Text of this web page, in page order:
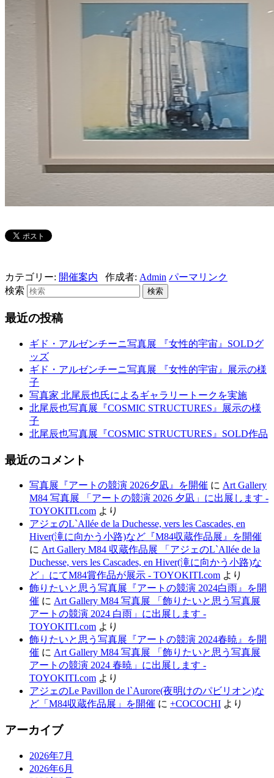
カテゴリー: 開催案内 作成者: Admin パーマリンク
検索
最近の投稿
ギド・アルゼンチーニ写真展 『女性的宇宙』SOLDグ
ッズ
ギド・アルゼンチーニ写真展 『女性的宇宙』展示の様
子
写真家 北尾辰也氏によるギャラリートークを実施
北尾辰也写真展『COSMIC STRUCTURES』展示の様
子
北尾辰也写真展『COSMIC STRUCTURES』SOLD作品
最近のコメント
写真展『アートの競演 2026夕凪』を開催 に Art Gallery
M84 写真展 「アートの競演 2026 夕凪」に出展します -
TOYOKITI.com より
アジェのL`Allée de la Duchesse, vers les Cascades, en
Hiver(滝に向かう小路)など『M84収蔵作品展』を開催
に Art Gallery M84 収蔵作品展 「アジェのL`Allée de la
Duchesse, vers les Cascades, en Hiver(滝に向かう小路)な
ど」にてM84賞作品が展示 - TOYOKITI.com より
飾りたいと思う写真展『アートの競演 2024白雨』を開
催 に Art Gallery M84 写真展 「飾りたいと思う写真展
アートの競演 2024 白雨」に出展します -
TOYOKITI.com より
飾りたいと思う写真展『アートの競演 2024春暁』を開
催 に Art Gallery M84 写真展 「飾りたいと思う写真展
アートの競演 2024 春暁」に出展します -
TOYOKITI.com より
アジェのLe Pavillon de l`Aurore(夜明けのパビリオン)な
ど「M84収蔵作品展」を開催 に +COCOCHI より
アーカイブ
2026年7月
2026年6月